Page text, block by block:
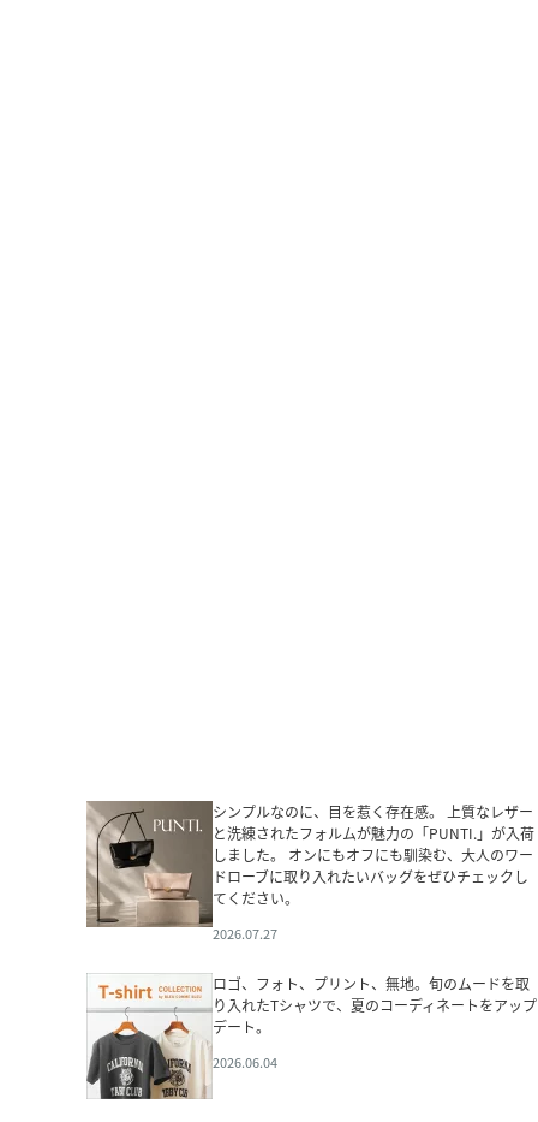
シンプルなのに、目を惹く存在感。 上質なレザー
と洗練されたフォルムが魅力の「PUNTI.」が入荷
しました。 オンにもオフにも馴染む、大人のワー
ドローブに取り入れたいバッグをぜひチェックし
てください。
2026.07.27
ロゴ、フォト、プリント、無地。旬のムードを取
り入れたTシャツで、夏のコーディネートをアップ
デート。
2026.06.04